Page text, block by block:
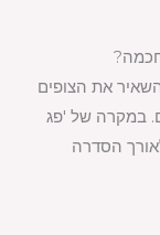
את הצופים
במקרה של 'פג
לאורך הסדרה